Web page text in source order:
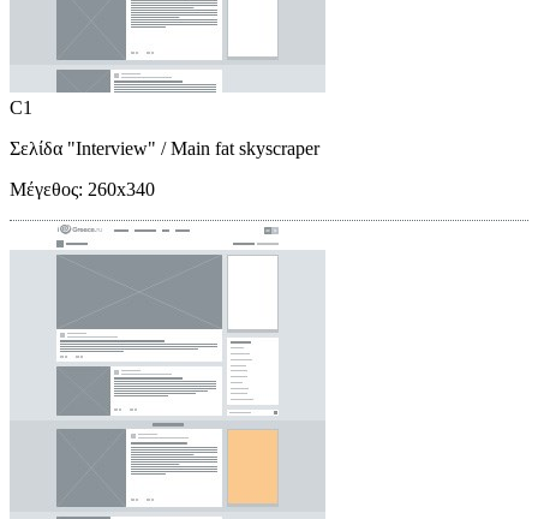
C1
Σελίδα "Interview" / Main fat skyscraper
Μέγεθος: 260x340